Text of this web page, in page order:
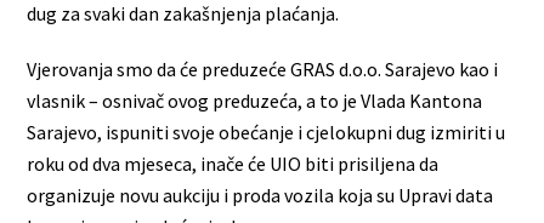
dug za svaki dan zakašnjenja plaćanja.
Vjerovanja smo da će preduzeće GRAS d.o.o. Sarajevo kao i
vlasnik – osnivač ovog preduzeća, a to je Vlada Kantona
Sarajevo, ispuniti svoje obećanje i cjelokupni dug izmiriti u
roku od dva mjeseca, inače će UIO biti prisiljena da
organizuje novu aukciju i proda vozila koja su Upravi data